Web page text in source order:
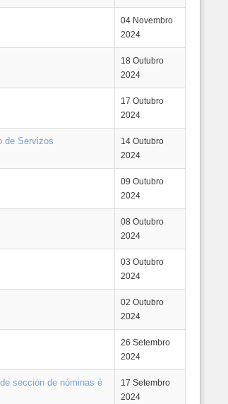
04 Novembro
2024
18 Outubro
2024
17 Outubro
2024
de Servizos
14 Outubro
2024
09 Outubro
2024
08 Outubro
2024
03 Outubro
2024
02 Outubro
2024
26 Setembro
2024
sección de nóminas é
17 Setembro
2024